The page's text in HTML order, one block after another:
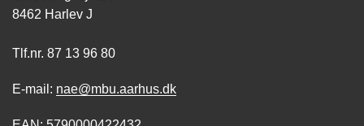
8462 Harlev J
Tlf.nr. 87 13 96 80
E-mail: nae@mbu.aarhus.dk